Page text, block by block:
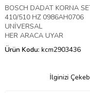
BOSCH DADAT KORNA
410/510 HZ 0986AH0706
UNİVERSAL
HER ARACA UYAR
Ürün Kodu: kcm2903436
İlginizi